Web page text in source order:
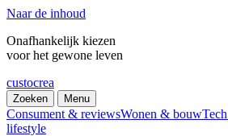
Naar de inhoud
Onafhankelijk kiezen
voor het gewone leven
custocrea
Zoeken Menu
Consument & reviewsWonen & bouw
lifestyle